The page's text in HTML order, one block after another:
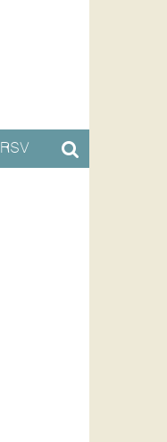
RSV